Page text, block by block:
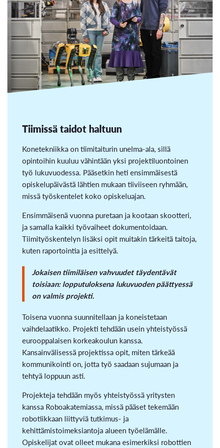
Tiimissä taidot haltuun
Konetekniikka on tiimitaiturin unelma-ala, sillä
opintoihin kuuluu vähintään yksi projektiluontoinen
työ lukuvuodessa. Pääsetkin heti ensimmäisestä
opiskelupäivästä lähtien mukaan tiiviiseen ryhmään,
missä työskentelet koko opiskeluajan.
Ensimmäisenä vuonna puretaan ja kootaan skootteri,
ja samalla kaikki työvaiheet dokumentoidaan.
Tiimityöskentelyn lisäksi opit muitakin tärkeitä taitoja,
kuten raportointia ja esittelyä.
Jokaisen tiimiläisen vahvuudet täydentävät
toisiaan: lopputuloksena lukuvuoden päättyessä
on valmis projekti.
Toisena vuonna suunnitellaan ja koneistetaan
vaihdelaatikko. Projekti tehdään usein yhteistyössä
eurooppalaisen korkeakoulun kanssa.
Kansainvälisessä projektissa opit, miten tärkeää
kommunikointi on, jotta työ saadaan sujumaan ja
tehtyä loppuun asti.
Projekteja tehdään myös yhteistyössä yritysten
kanssa Roboakatemiassa, missä pääset tekemään
robotiikkaan liittyviä tutkimus- ja
kehittämistoimeksiantoja alueen työelämälle.
Opiskelijat ovat olleet mukana esimerkiksi robottien